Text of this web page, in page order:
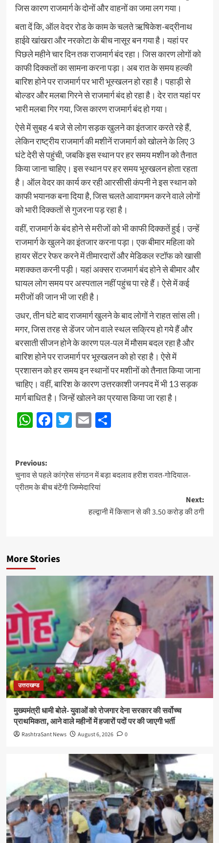
जिस कारण राजमार्ग के दोनों और वाहनों का जमा लग गया।
बता दें कि, ऑल वेदर रोड के काम के चलते ऋषिकेश-बद्रीनाथ
हाईवे खांखरा और नरकोटा के बीच नासूर बन गया है। यहां पर
पिछले महीने चार दिन तक राजमार्ग बंद रहा। जिस कारण लोगों को
काफी दिक्कतों का सामना करना पड़ा। अब रात के समय हल्की
बारिश होने पर राजमार्ग पर भारी भूस्खलन हो रहा है। पहाड़ी से
बोल्डर और मलबा गिरने से राजमार्ग बंद हो रहा है। देर रात यहां पर
भारी मलबा गिर गया, जिस कारण राजमार्ग बंद हो गया।
ऐसे में सुबह 4 बजे से लोग सड़क खुलने का इंतजार करते रहे हैं,
लेकिन राष्ट्रीय राजमार्ग की मशीनें राजमार्ग को खोलने के लिए 3
घंटे देरी से पहुंची, जबकि इस स्थान पर हर समय मशीन को तैनात
किया जाना चाहिए। इस स्थान पर हर समय भूस्खलन होता रहता
है। ऑल वेदर का कार्य कर रही आरसीसी कंपनी ने इस स्थान को
काफी भयानक बना दिया है, जिस चलते आवागमन करने वाले लोगों
को भारी दिक्कतों से गुजरना पड़ रहा है।
वहीं, राजमार्ग के बंद होने से मरीजों को भी काफी दिक्कतें हुई। उन्हें
राजमार्ग के खुलने का इंतजार करना पड़ा। एक बीमार महिला को
हायर सेंटर रेफर करने में तीमारदारों और मेडिकल स्टॉफ को खासी
मशक्कत करनी पड़ी। यहां अक्सर राजमार्ग बंद होने से बीमार और
घायल लोग समय पर अस्पताल नहीं पहुंच पा रहे हैं। ऐसे में कई
मरीजों की जान भी जा रही है।
उधर, तीन घंटे बाद राजमार्ग खुलने के बाद लोगों ने राहत सांस ली।
मगर, जिस तरह से डेंजर जोन वाले स्थल सक्रिय हो गये हैं और
बरसाती सीजन होने के कारण पल-पल में मौसम बदल रहा है और
बारिश होने पर राजमार्ग पर भूस्खलन को हो रहा है। ऐसे में
प्रशासन को हर समय इन स्थानों पर मशीनों को तैनात किया जाना
चाहिए। वहीं, बारिश के कारण उत्तरकाशी जनपद में भी 13 सड़क
मार्ग बाधित है। जिन्हें खोलने का प्रयास किया जा रहा है।
WhatsApp
Facebook
Twitter
EmailShare
Post
navigation
Previous:
चुनाव से पहले कांग्रेस संगठन में बड़ा बदलाव हरीश रावत-गोदियाल-
प्रीतम के बीच बंटेंगी जिम्मेदारियां
Next:
हल्द्वानी में किसान से की 3.50 करोड़ की ठगी
More Stories
उत्तराखण्ड
मुख्यमंत्री धामी बोले- युवाओं को रोजगार देना सरकार की सर्वोच्च
प्राथमिकता, आने वाले महीनों में हजारों पदों पर की जाएगी भर्ती
RashtraSant News August 6, 2026 0